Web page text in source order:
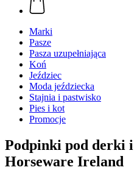
Marki
Pasze
Pasza uzupełniająca
Koń
Jeździec
Moda jeździecka
Stajnia i pastwisko
Pies i kot
Promocje
Podpinki pod derki
Horseware Ireland